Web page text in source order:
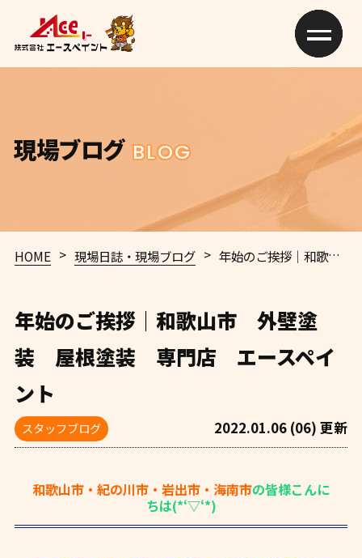
現場ブログ BLOG
HOME > 現場日誌・現場ブログ > 年始のご挨拶｜和歌山市 外壁塗装 屋根塗装 専門店 エースペイント
年始のご挨拶｜和歌山市 外壁塗
装 屋根塗装 専門店 エースペイ
ント
スタッフブログ 2022.01.06 (06) 更新
和歌山市・紀の川市・岩出市・海南市の皆様こんに
ちは(*‘▽‘*)